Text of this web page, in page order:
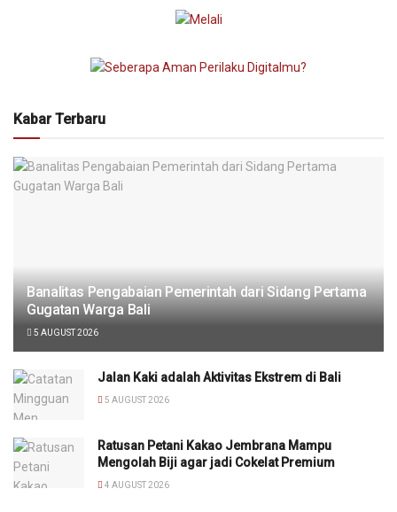
Kabar Terbaru
Banalitas Pengabaian Pemerintah dari Sidang Pertama
Gugatan Warga Bali
5 AUGUST 2026
Jalan Kaki adalah Aktivitas Ekstrem di Bali
5 AUGUST 2026
Ratusan Petani Kakao Jembrana Mampu
Mengolah Biji agar jadi Cokelat Premium
4 AUGUST 2026